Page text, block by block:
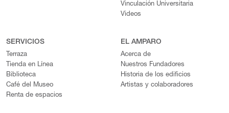
Vinculación Universitaria
Videos
SERVICIOS
Terraza
Tienda en Línea
Biblioteca
Café del Museo
Renta de espacios
EL AMPARO
Acerca de
Nuestros Fundadores
Historia de los edificios
Artistas y colaboradores